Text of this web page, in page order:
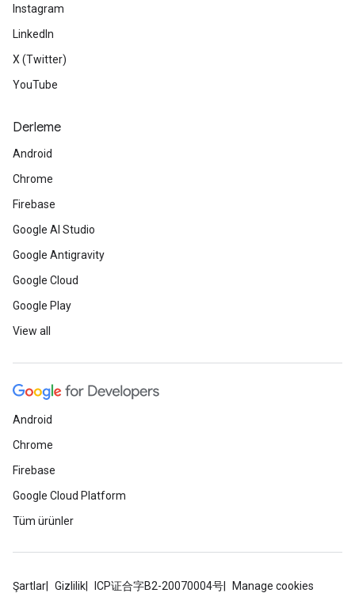
Instagram
LinkedIn
X (Twitter)
YouTube
Derleme
Android
Chrome
Firebase
Google AI Studio
Google Antigravity
Google Cloud
Google Play
View all
Android
Chrome
Firebase
Google Cloud Platform
Tüm ürünler
Şartlar Gizlilik ICP证合字B2-20070004号 Manage cookies